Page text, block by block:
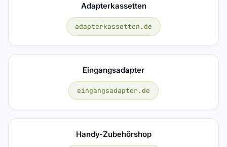
Adapterkassetten
adapterkassetten.de
Eingangsadapter
eingangsadapter.de
Handy-Zubehörshop